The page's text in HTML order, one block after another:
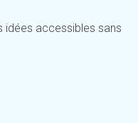
idées accessibles sans